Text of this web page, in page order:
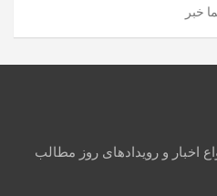
خبر
اخبار و رویدادهای روز مطالب